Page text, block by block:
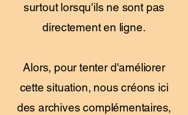
surtout lorsqu'ils ne sont pas
directement en ligne.
Alors, pour tenter d'améliorer
cette situation, nous créons ici
des archives complémentaires,